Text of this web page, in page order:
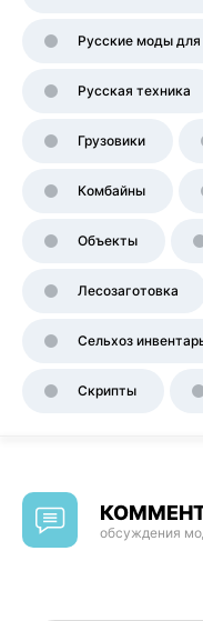
Русские моды для
Русская техника
Грузовики
Комбайны
Объекты
Лесозаготовка
Сельхоз
Скрипты
обсуждения